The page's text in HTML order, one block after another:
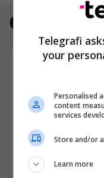
Shtëpia
Zyrtar/e për
publikun
Marketing dhe
Prishtinë
3 Maj 2026
Telegrafi
your
Personalised
content
services
Store and/or
Learn more